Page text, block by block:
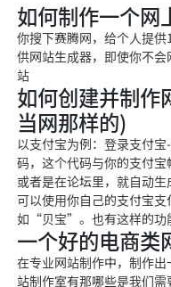
如何制作一个网
你搜下赛腾网，给个人提
供网站生成器，即使你不
站
如何创建并制作
当网那样的)
以支付宝为例：登录支付
码，这个代码与你的支付
或者是在论坛里，就自动
可以使用你自己的支付宝
如“贝宝”。也有这样的功
一个好的电商类
在专业网站制作中，制作
站制作室有那哪些是我们